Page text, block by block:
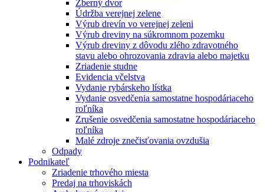
Zberný dvor
Údržba verejnej zelene
Výrub drevín vo verejnej zeleni
Výrub dreviny na súkromnom pozemku
Výrub dreviny z dôvodu zlého zdravotného
stavu alebo ohrozovania zdravia alebo majetku
Zriadenie studne
Evidencia včelstva
Vydanie rybárskeho lístka
Vydanie osvedčenia samostatne hospodáriaceho
roľníka
Zrušenie osvedčenia samostatne hospodáriaceho
roľníka
Malé zdroje znečisťovania ovzdušia
Odpady
Podnikateľ
Zriadenie trhového miesta
Predaj na trhoviskách